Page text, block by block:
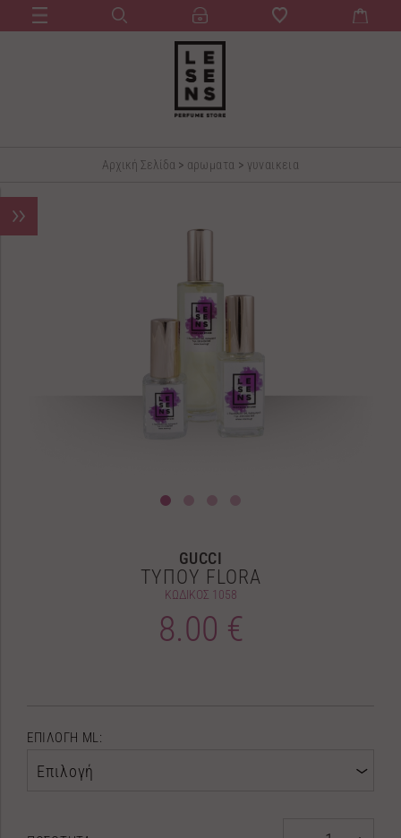
Αρχική Σελίδα > αρωματα > γυναικεια
GUCCI
ΤΥΠΟΥ FLORA
ΚΩΔΙΚΟΣ 1058
8.00 €
ΕΠΙΛΟΓΗ ML:
Επιλογή